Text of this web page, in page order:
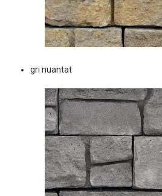
gri nuantat